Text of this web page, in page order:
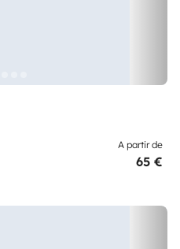
A partir de
65 €